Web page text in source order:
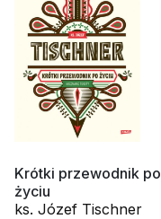
Krótki przewodnik po
życiu
ks. Józef Tischner